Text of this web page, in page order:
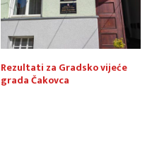
Rezultati za Gradsko vijeće
grada Čakovca